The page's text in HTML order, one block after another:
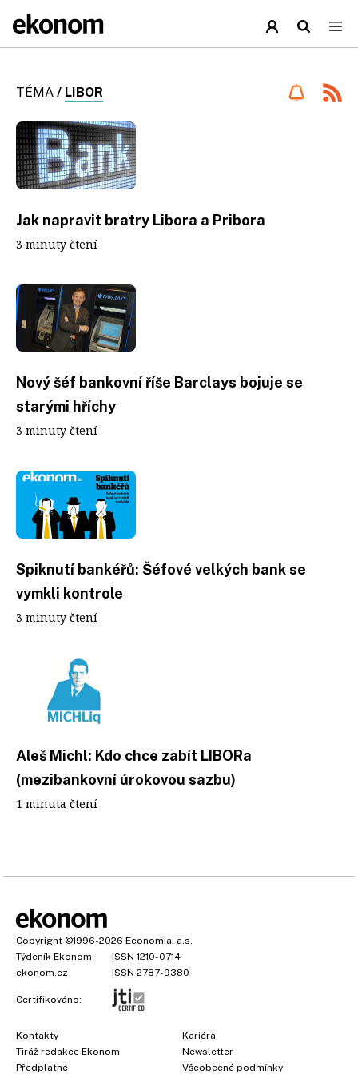
TÉMA / LIBOR
Jak napravit bratry Libora a Pribora
3 minuty čtení
Nový šéf bankovní říše Barclays bojuje se
starými hříchy
3 minuty čtení
Spiknutí bankéřů: Šéfové velkých bank se
vymkli kontrole
3 minuty čtení
Aleš Michl: Kdo chce zabít LIBORa
(mezibankovní úrokovou sazbu)
1 minuta čtení
Copyright ©1996-2026 Economia, a.s.
Týdeník Ekonom
ISSN 1210-0714
ekonom.cz
ISSN 2787-9380
Certifikováno:
Kontakty
Tiráž redakce Ekonom
Předplatné
Kariéra
Newsletter
Všeobecné podmínky